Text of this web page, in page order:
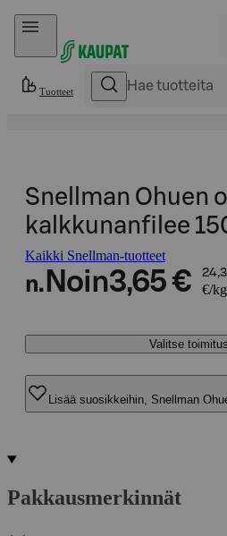
Hyppää sisältöön
Tuotteet
Snellman Ohuen
kalkkunanfilee
Kaikki Snellman-tuotteet
n. Noin3,65 €
€/kg
Valitse
Lisää suosikkeihin, Snellman
Pakkausmerkinnät